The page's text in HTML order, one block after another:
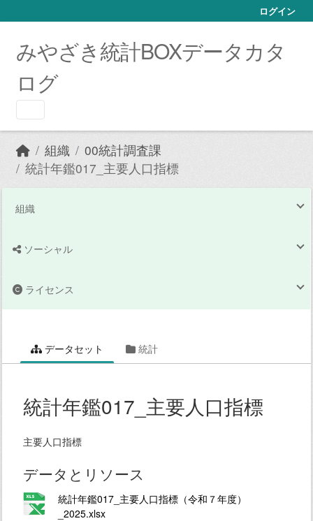
ログイン
みやざき統計BOXデータカタ
ログ
組織
00統計調査課
統計年鑑017_主要人口指標
組織
ソーシャル
ライセンス
データセット 統計
統計年鑑017_主要人口指標
主要人口指標
データとリソース
統計年鑑017_主要人口指標（令和７年度）
_2025.xlsx